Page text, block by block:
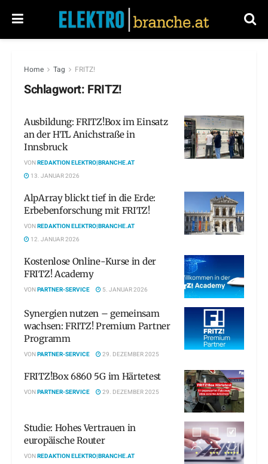
Home Tag FRITZ!
Schlagwort: FRITZ!
Ausbildung: FRITZ!Box im Einsatz
an der HTL Anichstraße in
Innsbruck
VONREDAKTION ELEKTRO|BRANCHE.AT
13. JANUAR 2026
AlpArray blickt tief in die Erde:
Erbebenforschung mit FRITZ!
VONREDAKTION ELEKTRO|BRANCHE.AT
12. JANUAR 2026
Kostenlose Online-Kurse in der
FRITZ! Academy
VONPARTNER-SERVICE 5. JANUAR 2026
Synergien nutzen – gemeinsam
wachsen: FRITZ! Premium Partner
Programm
VONPARTNER-SERVICE 29. DEZEMBER 2025
FRITZ!Box 6860 5G im Härtetest
VONPARTNER-SERVICE 29. DEZEMBER 2025
Studie: Hohes Vertrauen in
europäische Router
VONREDAKTION ELEKTRO|BRANCHE.AT